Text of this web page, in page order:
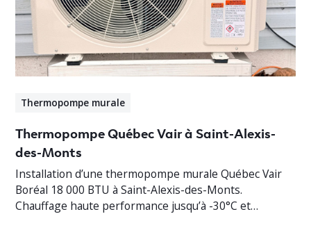
Thermopompe murale
Thermopompe Québec Vair à Saint-Alexis-
des-Monts
Installation d’une thermopompe murale Québec Vair
Boréal 18 000 BTU à Saint-Alexis-des-Monts.
Chauffage haute performance jusqu’à -30°C et